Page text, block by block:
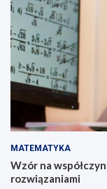
MATEMATYKA
Wzór na
rozwiązaniami